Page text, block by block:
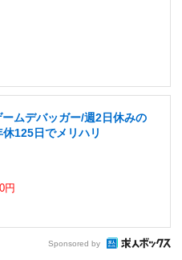
ムデバッガー/週2日休みの
125日でメリハリ
円
Sponsored by